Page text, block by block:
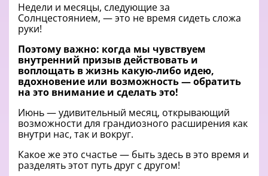
Недели и месяцы, следующие за
Солнцестоянием, — это не время сидеть сложа
руки!
Поэтому важно: когда мы чувствуем
внутренний призыв действовать и
воплощать в жизнь какую-либо идею,
вдохновение или возможность — обратить
на это внимание и сделать это!
Июнь — удивительный месяц, открывающий
возможности для грандиозного расширения как
внутри нас, так и вокруг.
Какое же это счастье — быть здесь в это время и
разделять этот путь друг с другом!